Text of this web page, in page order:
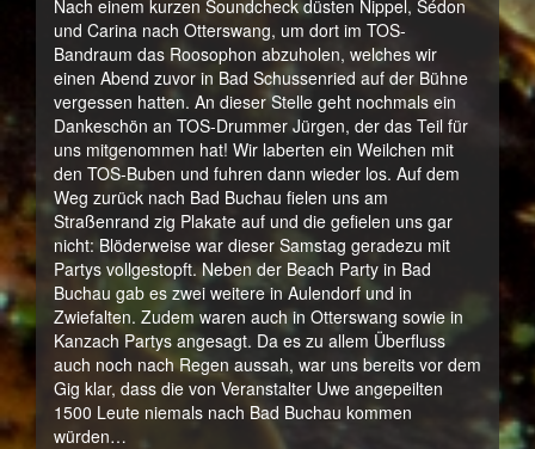
Nach einem kurzen Soundcheck düsten Nippel, Sédon
und Carina nach Otterswang, um dort im TOS-
Bandraum das Roosophon abzuholen, welches wir
einen Abend zuvor in Bad Schussenried auf der Bühne
vergessen hatten. An dieser Stelle geht nochmals ein
Dankeschön an TOS-Drummer Jürgen, der das Teil für
uns mitgenommen hat! Wir laberten ein Weilchen mit
den TOS-Buben und fuhren dann wieder los. Auf dem
Weg zurück nach Bad Buchau fielen uns am
Straßenrand zig Plakate auf und die gefielen uns gar
nicht: Blöderweise war dieser Samstag geradezu mit
Partys vollgestopft. Neben der Beach Party in Bad
Buchau gab es zwei weitere in Aulendorf und in
Zwiefalten. Zudem waren auch in Otterswang sowie in
Kanzach Partys angesagt. Da es zu allem Überfluss
auch noch nach Regen aussah, war uns bereits vor dem
Gig klar, dass die von Veranstalter Uwe angepeilten
1500 Leute niemals nach Bad Buchau kommen
würden…